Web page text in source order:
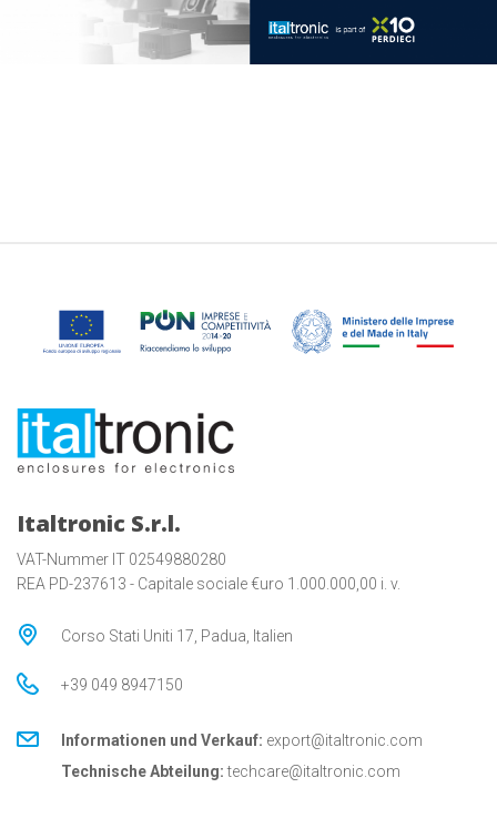
Italtronic S.r.l.
VAT-Nummer IT 02549880280
REA PD-237613 - Capitale sociale €uro 1.000.000,00 i. v.
Corso Stati Uniti 17, Padua, Italien
+39 049 8947150
Informationen und Verkauf: export@italtronic.com
Technische Abteilung: techcare@italtronic.com